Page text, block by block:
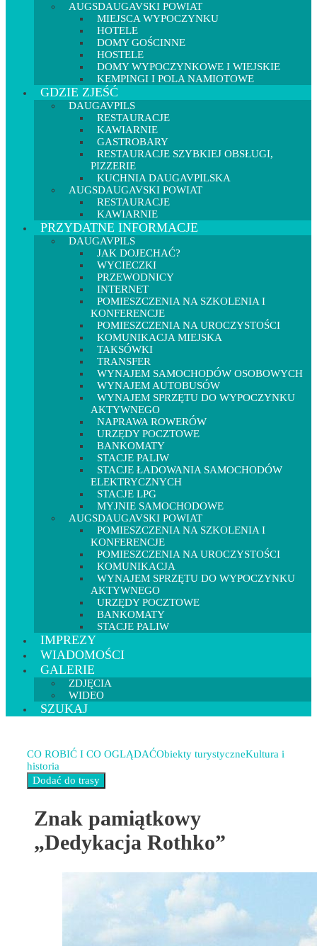
AUGSDAUGAVSKI POWIAT
MIEJSCA WYPOCZYNKU
HOTELE
DOMY GOŚCINNE
HOSTELE
DOMY WYPOCZYNKOWE I WIEJSKIE
KEMPINGI I POLA NAMIOTOWE
GDZIE ZJEŚĆ
DAUGAVPILS
RESTAURACJE
KAWIARNIE
GASTROBARY
RESTAURACJE SZYBKIEJ OBSŁUGI,
PIZZERIE
KUCHNIA DAUGAVPILSKA
AUGSDAUGAVSKI POWIAT
RESTAURACJE
KAWIARNIE
PRZYDATNE INFORMACJE
DAUGAVPILS
JAK DOJECHAĆ?
WYCIECZKI
PRZEWODNICY
INTERNET
POMIESZCZENIA NA SZKOLENIA I
KONFERENCJE
POMIESZCZENIA NA UROCZYSTOŚCI
KOMUNIKACJA MIEJSKA
TAKSÓWKI
TRANSFER
WYNAJEM SAMOCHODÓW OSOBOWYCH
WYNAJEM AUTOBUSÓW
WYNAJEM SPRZĘTU DO WYPOCZYNKU
AKTYWNEGO
NAPRAWA ROWERÓW
URZĘDY POCZTOWE
BANKOMATY
STACJE PALIW
STACJE ŁADOWANIA SAMOCHODÓW
ELEKTRYCZNYCH
STACJE LPG
MYJNIE SAMOCHODOWE
AUGSDAUGAVSKI POWIAT
POMIESZCZENIA NA SZKOLENIA I
KONFERENCJE
POMIESZCZENIA NA UROCZYSTOŚCI
KOMUNIKACJA
WYNAJEM SPRZĘTU DO WYPOCZYNKU
AKTYWNEGO
URZĘDY POCZTOWE
BANKOMATY
STACJE PALIW
IMPREZY
WIADOMOŚCI
GALERIE
ZDJĘCIA
WIDEO
SZUKAJ
CO ROBIĆ I CO OGLĄDAĆObiekty turystyczneKultura i
historia
Znak pamiątkowy
„Dedykacja Rothko”